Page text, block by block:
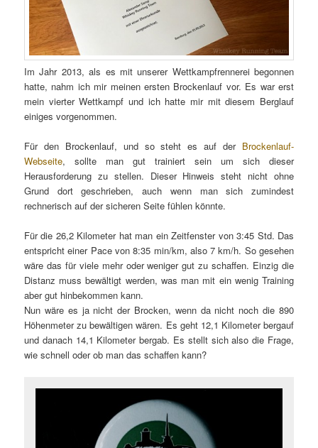
Im Jahr 2013, als es mit unserer Wettkampfrennerei begonnen
hatte, nahm ich mir meinen ersten Brockenlauf vor. Es war erst
mein vierter Wettkampf und ich hatte mir mit diesem Berglauf
einiges vorgenommen.
Für den Brockenlauf, und so steht es auf der Brockenlauf-
Webseite, sollte man gut trainiert sein um sich dieser
Herausforderung zu stellen. Dieser Hinweis steht nicht ohne
Grund dort geschrieben, auch wenn man sich zumindest
rechnerisch auf der sicheren Seite fühlen könnte.
Für die 26,2 Kilometer hat man ein Zeitfenster von 3:45 Std. Das
entspricht einer Pace von 8:35 min/km, also 7 km/h. So gesehen
wäre das für viele mehr oder weniger gut zu schaffen. Einzig die
Distanz muss bewältigt werden, was man mit ein wenig Training
aber gut hinbekommen kann.
Nun wäre es ja nicht der Brocken, wenn da nicht noch die 890
Höhenmeter zu bewältigen wären. Es geht 12,1 Kilometer bergauf
und danach 14,1 Kilometer bergab. Es stellt sich also die Frage,
wie schnell oder ob man das schaffen kann?